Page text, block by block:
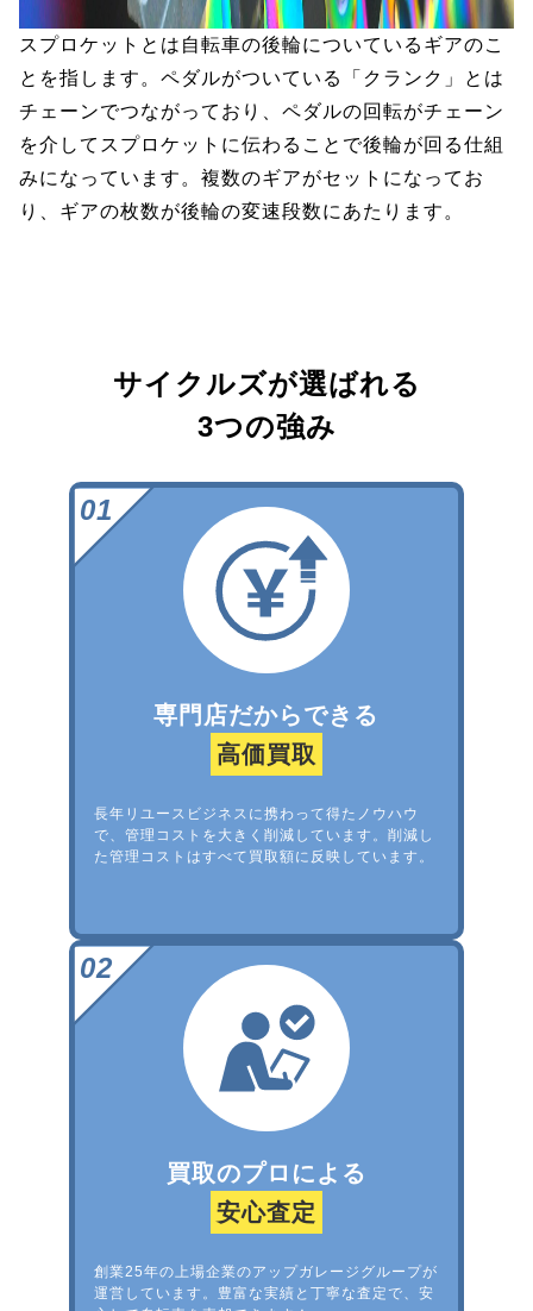
スプロケットとは自転車の後輪についているギアのこ
とを指します。ペダルがついている「クランク」とは
チェーンでつながっており、ペダルの回転がチェーン
を介してスプロケットに伝わることで後輪が回る仕組
みになっています。複数のギアがセットになってお
り、ギアの枚数が後輪の変速段数にあたります。
サイクルズが選ばれる
3つの強み
専門店だからできる
高価買取
長年リユースビジネスに携わって得たノウハウ
で、管理コストを大きく削減しています。削減し
た管理コストはすべて買取額に反映しています。
買取のプロによる
安心査定
創業25年の上場企業のアップガレージグループが
運営しています。豊富な実績と丁寧な査定で、安